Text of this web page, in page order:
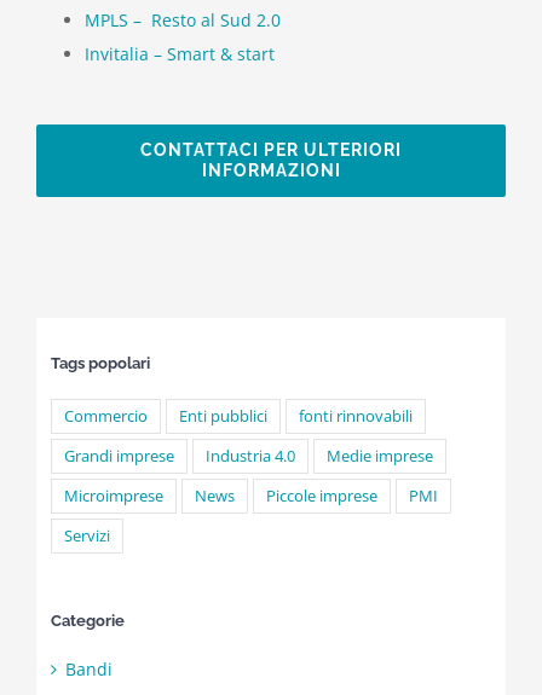
MPLS – Resto al Sud 2.0
Invitalia – Smart & start
CONTATTACI PER ULTERIORI
INFORMAZIONI
Tags popolari
Commercio Enti pubblici
fonti rinnovabili
Grandi imprese
Industria 4.0
Medie imprese
Microimprese
News Piccole imprese
PMI
Servizi
Categorie
Bandi